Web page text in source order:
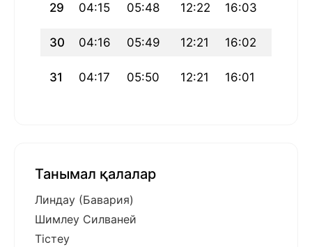
29 04:15 05:48 12:22 16:03
30 04:16 05:49 12:21 16:02
31 04:17 05:50 12:21 16:01
Танымал қалалар
Линдау (Бавария)
Шимлеу Силваней
Тістеу